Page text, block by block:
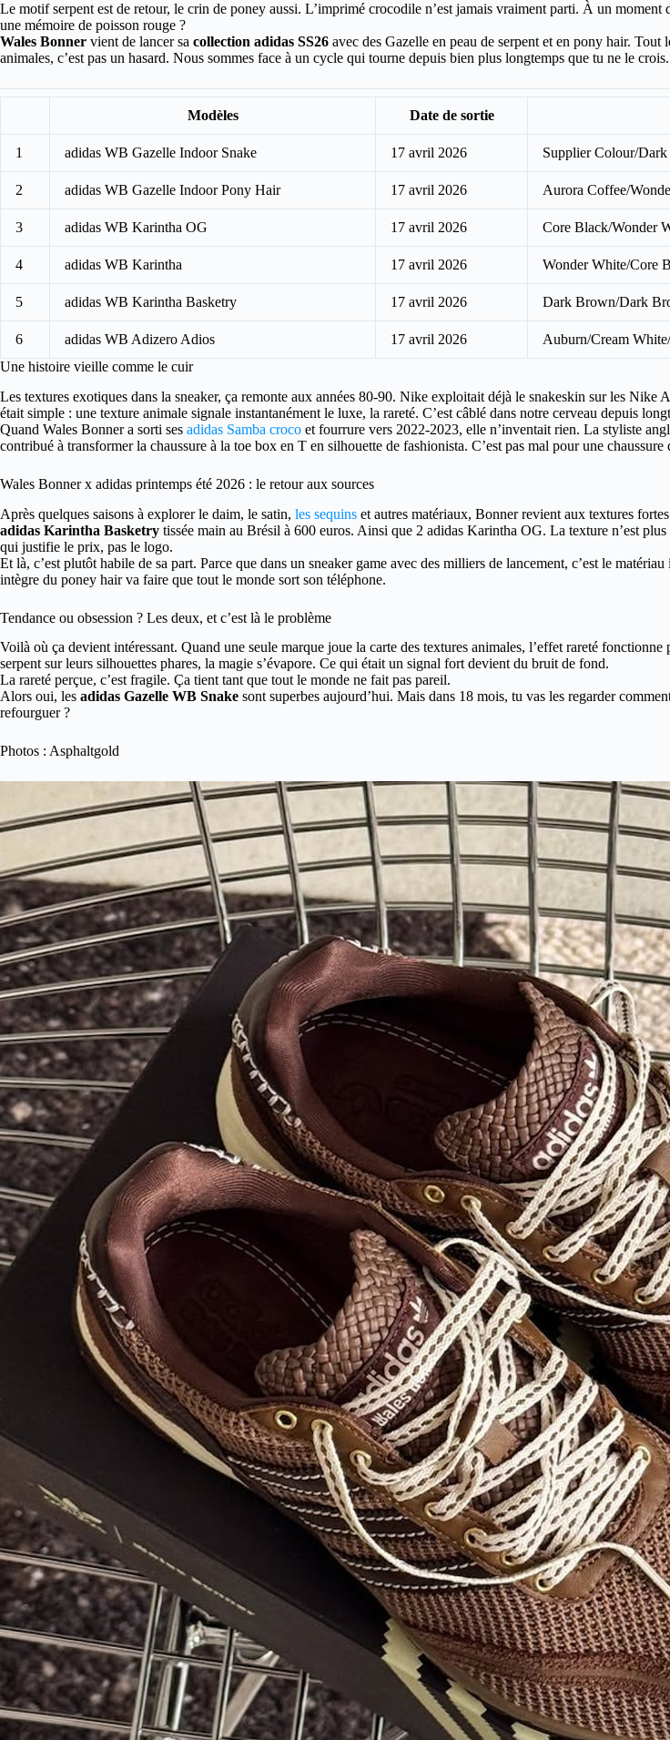
Le motif serpent est de retour, le crin de poney aussi. L’imprimé crocodile n’est jamais vraiment parti. À un
une mémoire de poisson rouge ?
Wales Bonner vient de lancer sa collection adidas SS26 avec des Gazelle en peau de serpent et en pony hair.
animales, c’est pas un hasard. Nous sommes face à un cycle qui tourne depuis bien plus longtemps que tu ne le crois.
Modèles Date de sortie
1 adidas WB Gazelle Indoor Snake 17 avril 2026 Supplier Colour/
2 adidas WB Gazelle Indoor Pony Hair 17 avril 2026 Aurora Coffee/
3 adidas WB Karintha OG 17 avril 2026 Core Black/Wonder
4 adidas WB Karintha 17 avril 2026 Wonder White/Core
5 adidas WB Karintha Basketry 17 avril 2026 Dark Brown/Dark
6 adidas WB Adizero Adios 17 avril 2026 Auburn/Cream
Une histoire vieille comme le cuir
Les textures exotiques dans la sneaker, ça remonte aux années 80-90. Nike exploitait déjà le snakeskin sur les
était simple : une texture animale signale instantanément le luxe, la rareté. C’est câblé dans notre cerveau depuis
Quand Wales Bonner a sorti ses adidas Samba croco et fourrure vers 2022-2023, elle n’inventait rien. La styliste
contribué à transformer la chaussure à la toe box en T en silhouette de fashionista. C’est pas mal pour une
Wales Bonner x adidas printemps été 2026 : le retour aux sources
Après quelques saisons à explorer le daim, le satin, les sequins et autres matériaux, Bonner revient aux textures
adidas Karintha Basketry tissée main au Brésil à 600 euros. Ainsi que 2 adidas Karintha OG. La texture n’est
qui justifie le prix, pas le logo.
Et là, c’est plutôt habile de sa part. Parce que dans un sneaker game avec des milliers de lancement, c’est le
intègre du poney hair va faire que tout le monde sort son téléphone.
Tendance ou obsession ? Les deux, et c’est là le problème
Voilà où ça devient intéressant. Quand une seule marque joue la carte des textures animales, l’effet rareté
serpent sur leurs silhouettes phares, la magie s’évapore. Ce qui était un signal fort devient du bruit de fond.
La rareté perçue, c’est fragile. Ça tient tant que tout le monde ne fait pas pareil.
Alors oui, les adidas Gazelle WB Snake sont superbes aujourd’hui. Mais dans 18 mois, tu vas les regarder
refourguer ?
Photos : Asphaltgold